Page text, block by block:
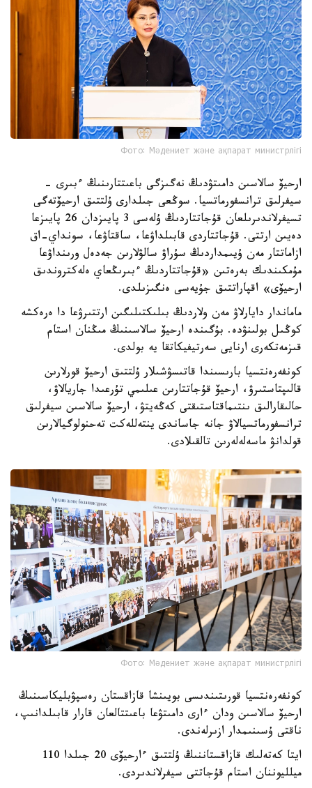
Фото: Мәдениет және ақпарат министрлігі
ارحيۆ سالاسىن دامىتۋدىڭ نەگىزگى باعىتتارىنىڭ ءبىرى -
سيفرلىق ترانسفورماتسيا. سوڭعى جىلدارى ۇلتتىق ارحيۆتەگى
تسيفرلاندىرىلعان قۇجاتتاردىڭ ۇلەسى 3 پايىزدان 26 پايىزعا
دەيىن ارتتى. قۇجاتتاردى قابىلداۋعا، ساقتاۋعا، سونداي-اق
ازاماتتار مەن ۇيىمداردىڭ سۇراۋ سالۋلارىن جەدەل ورىنداۋعا
مۇمكىندىك بەرەتىن «قۇجاتتاردىڭ ءبىرىڭعاي ەلەكتروندىق
ارحيۆى» اقپاراتتىق جۇيەسى ەنگىزىلدى.
ماماندار دايارلاۋ مەن ولاردىڭ بىلىكتىلىگىن ارتتىرۋعا دا ەرەكشە
كوڭىل بولىنۋدە. بۇگىندە ارحيۆ سالاسىنىڭ مىڭنان استام
قىزمەتكەرى ارنايى سەرتيفيكاتقا يە بولدى.
كونفەرەنتسيا بارىسىندا قاتىسۋشىلار ۇلتتىق ارحيۆ قورلارىن
قالىپتاستىرۋ، ارحيۆ قۇجاتتارىن عىلىمي تۇرعىدا جاريالاۋ،
حالىقارالىق ىنتىماقتاستىقتى كەڭەيتۋ، ارحيۆ سالاسىن سيفرلىق
ترانسفورماتسيالاۋ جانە جاساندى ينتەللەكت تەحنولوگيالارىن
قولدانۋ ماسەلەلەرىن تالقىلادى.
Фото: Мәдениет және ақпарат министрлігі
كونفەرەنتسيا قورىتىندىسى بويىنشا قازاقستان رەسپۋبليكاسىنىڭ
ارحيۆ سالاسىن ودان ءارى دامىتۋعا باعىتتالعان قارار قابىلدانىپ،
ناقتى ۇسىنىمدار ازىرلەندى.
ايتا كەتەلىك قازاقستاننىڭ ۇلتتىق ءارحيۆى 20 جىلدا 110
ميلليوننان استام قۇجاتتى سيفرلاندىردى.